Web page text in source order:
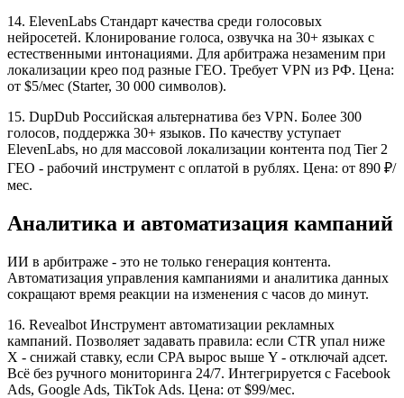
14. ElevenLabs Стандарт качества среди голосовых
нейросетей. Клонирование голоса, озвучка на 30+ языках с
естественными интонациями. Для арбитража незаменим при
локализации крео под разные ГЕО. Требует VPN из РФ. Цена:
от $5/мес (Starter, 30 000 символов).
15. DupDub Российская альтернатива без VPN. Более 300
голосов, поддержка 30+ языков. По качеству уступает
ElevenLabs, но для массовой локализации контента под Tier 2
ГЕО - рабочий инструмент с оплатой в рублях. Цена: от 890 ₽/
мес.
Аналитика и автоматизация кампаний
ИИ в арбитраже - это не только генерация контента.
Автоматизация управления кампаниями и аналитика данных
сокращают время реакции на изменения с часов до минут.
16. Revealbot Инструмент автоматизации рекламных
кампаний. Позволяет задавать правила: если CTR упал ниже
X - снижай ставку, если CPA вырос выше Y - отключай адсет.
Всё без ручного мониторинга 24/7. Интегрируется с Facebook
Ads, Google Ads, TikTok Ads. Цена: от $99/мес.